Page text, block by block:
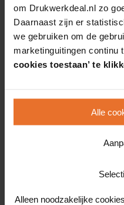
om Drukwerkdeal.nl zo
Daarnaast zijn er
we gebruiken om de
marketinguitingen continu
cookies toestaan’ te
Alle
Alleen noodzakelijke cookies